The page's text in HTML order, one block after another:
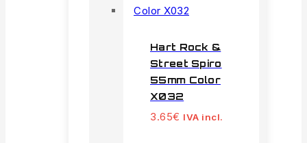
Hart Rock &
Street Spiro
55mm Color
X032
3.65€ IVA incl.